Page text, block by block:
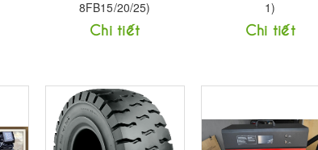
8FB15/20/25)
Chi tiết
1)
Chi tiết